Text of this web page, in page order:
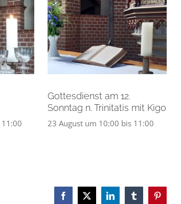
11:00
Gottesdienst am 12.
Sonntag n. Trinitatis mit Kigo
23 August um 10:00 bis 11:00
Facebook
X LinkedInTumblrPinterest